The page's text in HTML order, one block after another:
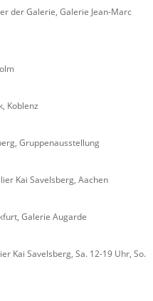
der Galerie, Galerie Jean-Marc
Koblenz
Gruppenausstellung
Kai Savelsberg, Aachen
Galerie Augarde
Kai Savelsberg, Sa. 12-19 Uhr, So.